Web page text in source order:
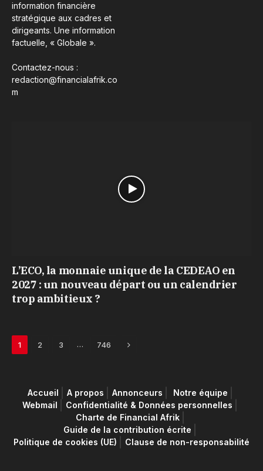
information financière
stratégique aux cadres et
dirigeants. Une information
factuelle, « Globale ».
Contactez-nous :
redaction@financialafrik.co
m
L’ECO, la monnaie unique de la CEDEAO en
2027 : un nouveau départ ou un calendrier
trop ambitieux ?
1 2 3 … 746 Next
Accueil A propos Annonceurs
Notre équipe
Webmail
Confidentialité & Données personnelles
Charte de Financial Afrik
Guide de la contribution écrite
Politique de cookies (UE)
Clause de non-responsabilité